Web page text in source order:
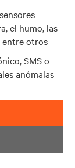
el humo, las
entre otros
SMS o
anómalas